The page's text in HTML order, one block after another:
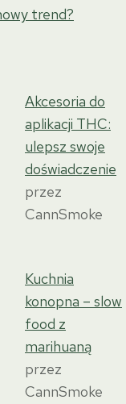
trend?
Akcesoria do
aplikacji THC:
ulepsz swoje
doświadczenie
przez
CannSmoke
Kuchnia
konopna – slow
food z
marihuaną
przez
CannSmoke